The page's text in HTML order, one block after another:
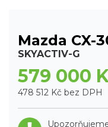
Mazda CX-
SKYACTIV-G
579 000
478 512 Kč bez DPH